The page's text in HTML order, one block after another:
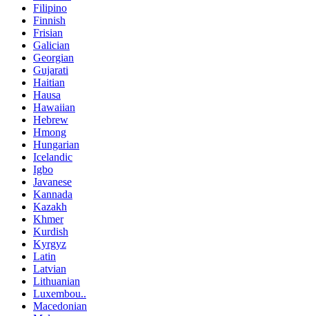
Filipino
Finnish
Frisian
Galician
Georgian
Gujarati
Haitian
Hausa
Hawaiian
Hebrew
Hmong
Hungarian
Icelandic
Igbo
Javanese
Kannada
Kazakh
Khmer
Kurdish
Kyrgyz
Latin
Latvian
Lithuanian
Luxembou..
Macedonian